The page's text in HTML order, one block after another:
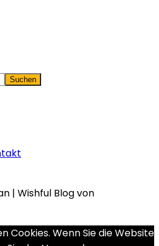
| Wishful Blog von
Cookies. Wenn Sie die Website